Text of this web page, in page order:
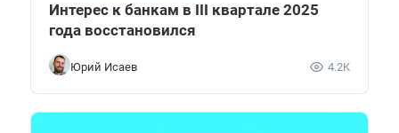
Интерес к банкам в III квартале 2025
года восстановился
Юрий Исаев 4.2K